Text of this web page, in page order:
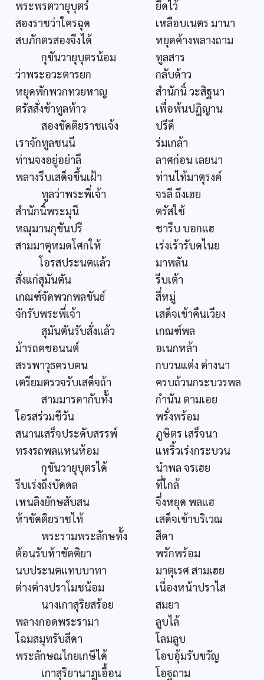
พระพรตวายุบุตร์
ยึดไว้
สองราชว่าใครฉุด
เหลือบเนตร มานา
สบภักตรสองจึงได้
หยุดค้างพลางถาม
กุขันวายุบุตรน้อม
ทูลสาร
ว่าพระอวะตารยก
กลับด้าว
หยุดพักพวกทวยหาญ
สำนักนิ์ วะสิฐนา
ตรัสสั่งข้าทูลท้าว
เพื่อพ้นปฎิญาน
สองขัดติยราชแจ้ง
ปรีดี
เราจักทูลชนนี
ร่มเกล้า
ท่านจงอยู่อย่าลี
ลาศก่อน เลยนา
พลางรีบเสด็จขึ้นเฝ้า
ท่านไท้มาตุรงค์
ทูลว่าพระพี่เจ้า
จรลี ถึงเฮย
สำนักนิ์พระมุนี
ตรัสใช้
หณุมานกุขันปรี
ชารีบ บอกแฮ
สามมาตุหมดโศกให้
เร่งเร้ารับดไนย
โอรสประนตแล้ว
มาพลัน
สั่งแก่สุมันตัน
รีบเต้า
เกณฑ์จัดพวกพลขันธ์
สี่หมู่
จักรับพระพี่เจ้า
เสด็จเข้าคืนเวียง
สุมันตันรับสั่งแล้ว
เกณฑ์พล
ม้ารถคชอนนต์
อเนกหล้า
สรรพาวุธครบฅน
กบวนแต่ง ต่างนา
เตรียมตรวจรับเสด็จถ้า
ครบถ้วนกระบวรพล
สามมารดากับทั้ง
กำนัน ตามเอย
โอรสร่วมชีวัน
พรั่งพร้อม
สนานเสร็จประดับสรรพ์
ภูษิตร เสร็จนา
ทรงรถพลแหนห้อม
แหริ้วเร่งกระบวน
กุขันวายุบุตรได้
นำพล จรเฮย
รีบเร่งถึงบัดดล
ที่ใกล้
เหนลิงยักษสับสน
จึ่งหยุด พลแฮ
ห้าขัดติยราชไท้
เสด็จเข้าบริเวณ
พระรามพระลักษทั้ง
สีดา
ต้อนรับห้าขัดติยา
พรักพร้อม
นบประนตแทบบาทา
มาตุเรศ สามเฮย
ต่างต่างปราโมชน้อม
เนื่องหน้าปราไส
นางเกาสุริยสร้อย
สมยา
พลางกอดพระรามา
ลูบไล้
โฉมสมุทรับสีดา
โลมลูบ
พระลักษณไกยเกษีได้
โอบอุ้มรับขวัญ
เกาสุริยานาฎเอื้อน
โอฐถาม